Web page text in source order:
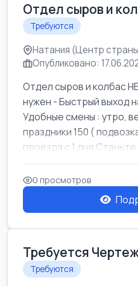
Отдел сыров и
Требуются
Натания (Центр
Опубликовано:
Отдел сыров и колбас
нужен - Быстрый выход
Удобные смены : утро,
праздники 150 (
проезда с 1 дня Станьте
0 просмотров
Требуется
Требуются